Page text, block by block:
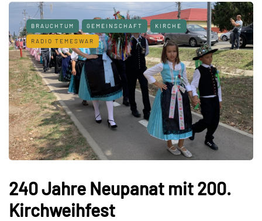
BRAUCHTUM GEMEINSCHAFT KIRCHE
RADIO TEMESWAR
240 Jahre Neupanat mit 200.
Kirchweihfest